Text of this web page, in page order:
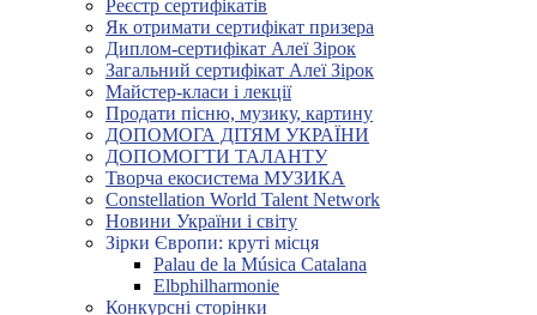
Реєстр сертифікатів
Як отримати сертифікат призера
Диплом-сертифікат Алеї Зірок
Загальний сертифікат Алеї Зірок
Майстер-класи і лекції
Продати пісню, музику, картину
ДОПОМОГА ДІТЯМ УКРАЇНИ
ДОПОМОГТИ ТАЛАНТУ
Творча екосистема МУЗИКА
Constellation World Talent Network
Новини України і світу
Зірки Європи: круті місця
Palau de la Música Catalana
Elbphilharmonie
Конкурсні сторінки